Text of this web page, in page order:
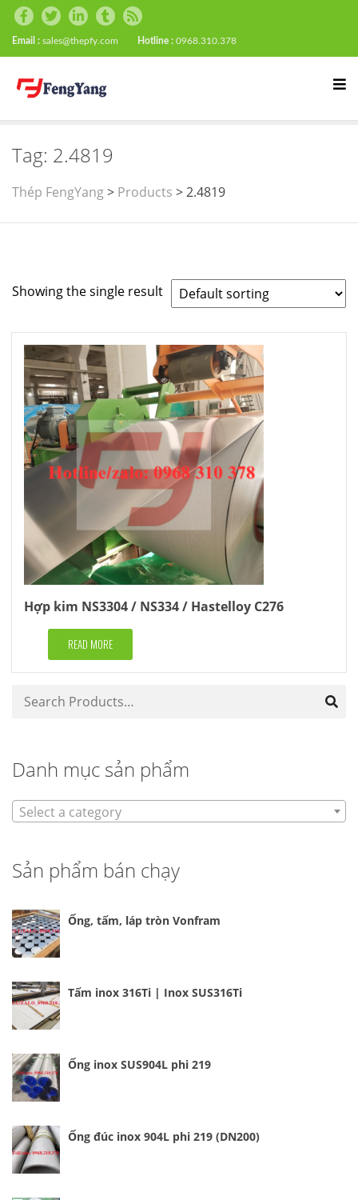
Email : sales@thepfy.com Hotline : 0968.310.378
Tag: 2.4819
Thép FengYang> Products >2.4819
Showing the single result
Hợp kim NS3304 / NS334 / Hastelloy C276
READ MORE
Danh mục sản phẩm
Select a category
Sản phẩm bán chạy
Ống, tấm, láp tròn Vonfram
Tấm inox 316Ti | Inox SUS316Ti
Ống inox SUS904L phi 219
Ống đúc inox 904L phi 219 (DN200)